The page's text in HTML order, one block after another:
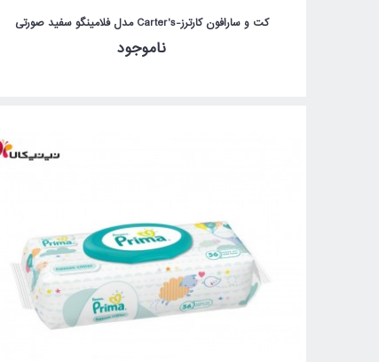
کت و سارافون کارترز-Carter's مدل فلامینگو سفید صورتی
ناموجود